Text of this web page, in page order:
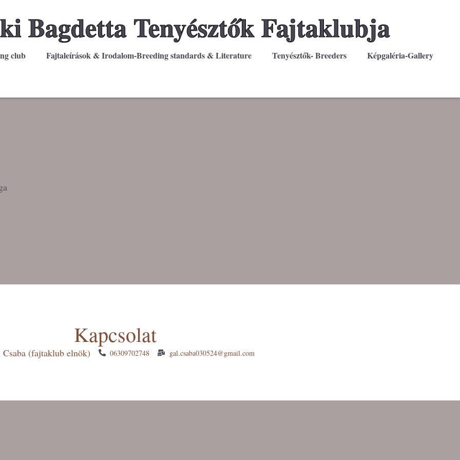
Bagdetta Tenyésztők Fajtaklubja
club Fajtaleírások & Irodalom-Breeding standards & Literature Tenyésztők- Breeders Képgaléria-Gallery
Kapcsolat
Csaba (fajtaklub elnök) 06309702748 gal.csaba030524@gmail.com